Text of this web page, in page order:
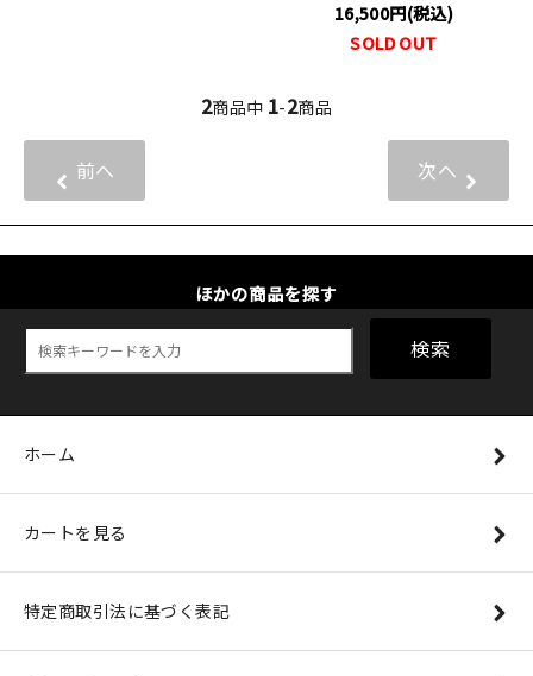
16,500円(税込)
SOLD OUT
2商品中 1-2商品
前へ 次へ
ほかの商品を探す
検索
ホーム
カートを見る
特定商取引法に基づく表記